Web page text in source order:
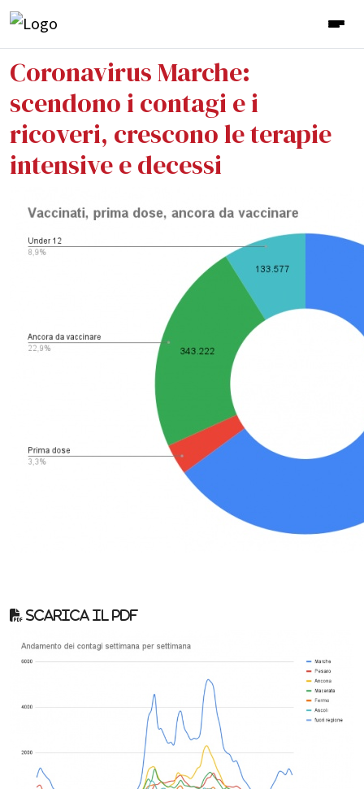
Coronavirus Marche:
scendono i contagi e i
ricoveri, crescono le terapie
intensive e decessi
Scarica il pdf